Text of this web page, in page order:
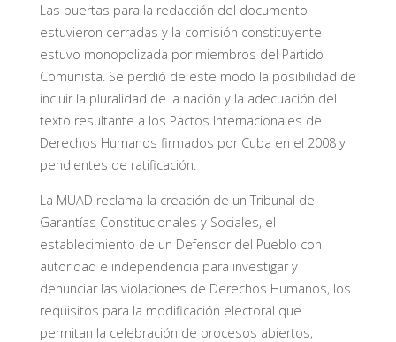
Las puertas para la redacción del documento
estuvieron cerradas y la comisión constituyente
estuvo monopolizada por miembros del Partido
Comunista. Se perdió de este modo la posibilidad de
incluir la pluralidad de la nación y la adecuación del
texto resultante a los Pactos Internacionales de
Derechos Humanos firmados por Cuba en el 2008 y
pendientes de ratificación.
La MUAD reclama la creación de un Tribunal de
Garantías Constitucionales y Sociales, el
establecimiento de un Defensor del Pueblo con
autoridad e independencia para investigar y
denunciar las violaciones de Derechos Humanos, los
requisitos para la modificación electoral que
permitan la celebración de procesos abiertos,